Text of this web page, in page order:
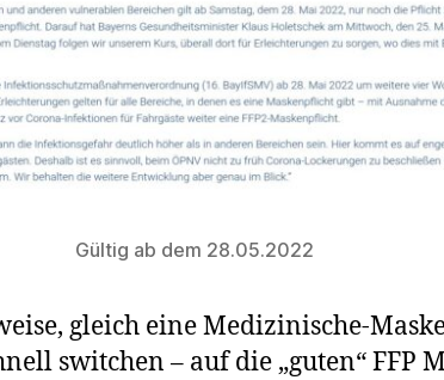
Gültig ab dem 28.05.2022
gleich eine Medizinische-
switchen – auf die „guten“ FFP